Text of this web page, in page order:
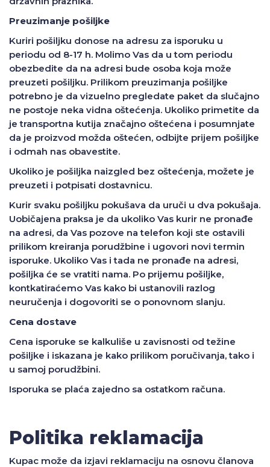
Preuzimanje pošiljke
Kuriri pošiljku donose na adresu za isporuku u
periodu od 8-17 h. Molimo Vas da u tom periodu
obezbedite da na adresi bude osoba koja može
preuzeti pošiljku. Prilikom preuzimanja pošiljke
potrebno je da vizuelno pregledate paket da slučajno
ne postoje neka vidna oštećenja. Ukoliko primetite da
je transportna kutija značajno oštećena i posumnjate
da je proizvod možda oštećen, odbijte prijem pošiljke
i odmah nas obavestite.
Ukoliko je pošiljka naizgled bez oštećenja, možete je
preuzeti i potpisati dostavnicu.
Kurir svaku pošiljku pokušava da uruči u dva pokušaja.
Uobičajena praksa je da ukoliko Vas kurir ne pronađe
na adresi, da Vas pozove na telefon koji ste ostavili
prilikom kreiranja porudžbine i ugovori novi termin
isporuke. Ukoliko Vas i tada ne pronađe na adresi,
pošiljka će se vratiti nama. Po prijemu pošiljke,
kontkatiraćemo Vas kako bi ustanovili razlog
neuručenja i dogovoriti se o ponovnom slanju.
Cena dostave
Cena isporuke se kalkuliše u zavisnosti od težine
pošiljke i iskazana je kako prilikom poručivanja, tako i
u samoj porudžbini.
Isporuka se plaća zajedno sa ostatkom računa.
Politika reklamacija
Kupac može da izjavi reklamaciju na osnovu članova